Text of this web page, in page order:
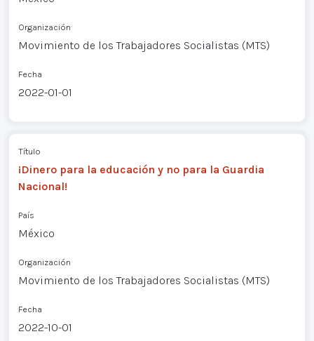
Organización
Movimiento de los Trabajadores Socialistas (MTS)
Fecha
2022-01-01
Título
¡Dinero para la educación y no para la Guardia
Nacional!
País
México
Organización
Movimiento de los Trabajadores Socialistas (MTS)
Fecha
2022-10-01